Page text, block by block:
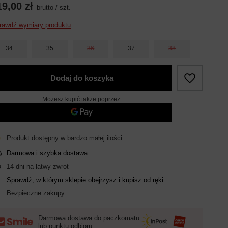
zł brutto /szt.
wymiary produktu
34 35 36 37 38
Dodaj do koszyka
Możesz kupić także poprzez:
Produkt dostępny w bardzo małej ilości
Darmowa i szybka dostawa
14 dni na łatwy zwrot
Sprawdź, w którym sklepie obejrzysz i kupisz od ręki
Bezpieczne zakupy
Darmowa dostawa do paczkomatu
lub punktu odbioru